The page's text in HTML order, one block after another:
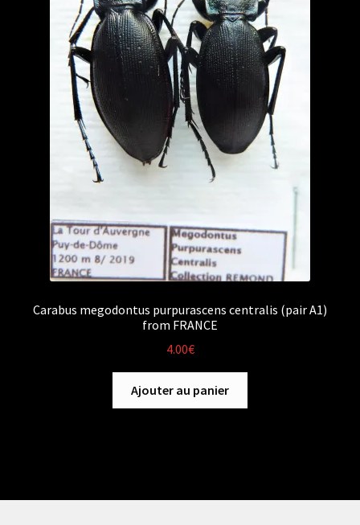
Carabus megodontus purpurascens centralis (pair A1)
from FRANCE
4.00€
Ajouter au panier